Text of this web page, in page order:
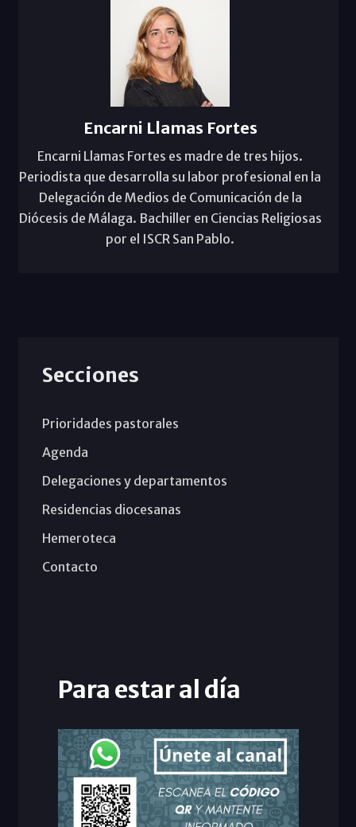
Encarni Llamas Fortes
Encarni Llamas Fortes es madre de tres hijos.
Periodista que desarrolla su labor profesional en la
Delegación de Medios de Comunicación de la
Diócesis de Málaga. Bachiller en Ciencias Religiosas
por el ISCR San Pablo.
Secciones
Prioridades pastorales
Agenda
Delegaciones y departamentos
Residencias diocesanas
Hemeroteca
Contacto
Para estar al día